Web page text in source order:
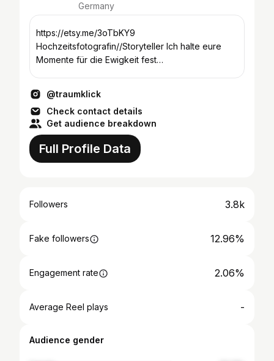
Germany
https://etsy.me/3oTbKY9
Hochzeitsfotografin//Storyteller Ich halte eure
Momente für die Ewigkeit fest
@traumklick
Check contact details
Get audience breakdown
Full Profile Data
Followers 3.8k
Fake followers 12.96%
Engagement rate 2.06%
Average Reel plays -
Audience gender